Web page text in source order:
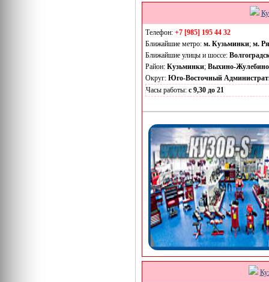
Телефон: +7 [985] 195 44 32
Ближайшие метро: м. Кузьминки; м.
Ближайшие улицы и шоссе:
Район: Кузьминки; Выхино-Жулебино
Округ: Юго-Восточный
Часы работы: с 9,30 до 21